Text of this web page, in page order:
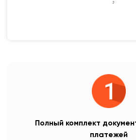
Полный комплект
платежей